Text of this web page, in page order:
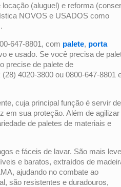
(aluguel) e reforma
NOVOS e USADOS como
647-8801, com palete, porta
e usado. Se você precisa de
precise de palete de
4020-3800 ou 0800-647-8801
cuja principal função é servir de
em sua proteção. Além de agilizar
de paletes de materiais e
e fáceis de lavar. São mais
e baratos, extraídos de
ajudando no combate ao
são resistentes e duradouros,